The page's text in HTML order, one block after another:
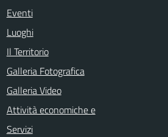
Eventi
Luoghi
Il Territorio
Galleria Fotografica
Galleria Video
Attività economiche e
Servizi